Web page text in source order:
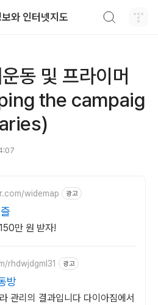
와 인터넷지도
동 및 프라이머
the campaig
widemap 광고
만 원 받자!
rhdwjdgml31 광고
방
관리의 결과입니다 다이아짐에서